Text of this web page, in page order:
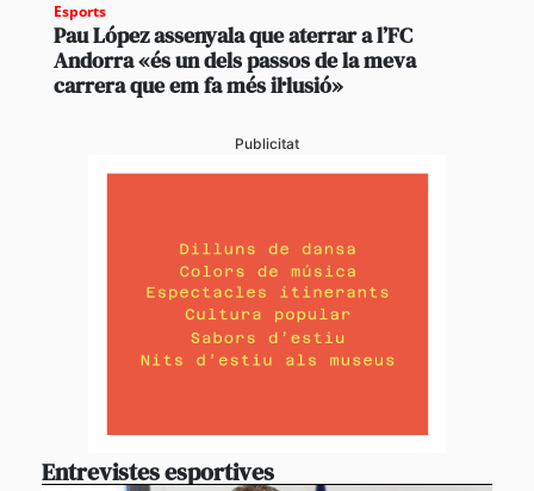
Esports
Pau López assenyala que aterrar a l’FC
Andorra «és un dels passos de la meva
carrera que em fa més il·lusió»
Publicitat
Entrevistes esportives